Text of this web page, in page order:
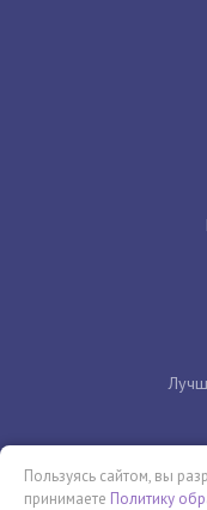
Пользуясь сайтом, вы
принимаете Политику